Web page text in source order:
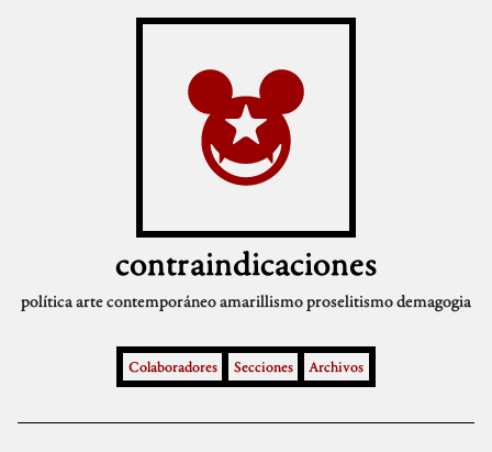
contraindicaciones
políticaarte contemporáneoamarillismoproselitismodemagogia
Colaboradores Secciones Archivos